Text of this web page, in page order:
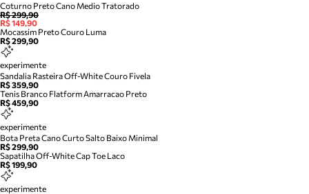
Coturno Preto Cano Medio Tratorado
R$ 299,90
R$ 149,90
Mocassim Preto Couro Luma
R$ 299,90
experimente
Sandalia Rasteira Off-White Couro Fivela
R$ 359,90
Tenis Branco Flatform Amarracao Preto
R$ 459,90
experimente
Bota Preta Cano Curto Salto Baixo Minimal
R$ 299,90
Sapatilha Off-White Cap Toe Laco
R$ 199,90
experimente